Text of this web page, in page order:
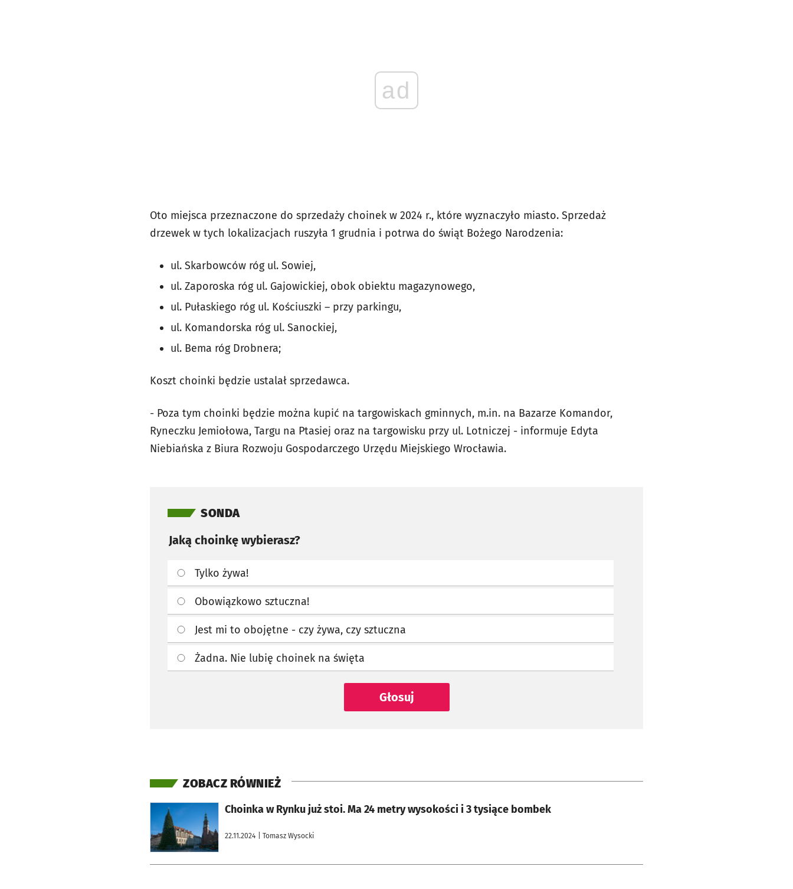
ad
Oto miejsca przeznaczone do sprzedaży choinek w 2024 r., które wyznaczyło miasto. Sprzedaż
drzewek w tych lokalizacjach ruszyła 1 grudnia i potrwa do świąt Bożego Narodzenia:
ul. Skarbowców róg ul. Sowiej,
ul. Zaporoska róg ul. Gajowickiej, obok obiektu magazynowego,
ul. Pułaskiego róg ul. Kościuszki – przy parkingu,
ul. Komandorska róg ul. Sanockiej,
ul. Bema róg Drobnera;
Koszt choinki będzie ustalał sprzedawca.
- Poza tym choinki będzie można kupić na targowiskach gminnych, m.in. na Bazarze Komandor,
Ryneczku Jemiołowa, Targu na Ptasiej oraz na targowisku przy ul. Lotniczej - informuje Edyta
Niebiańska z Biura Rozwoju Gospodarczego Urzędu Miejskiego Wrocławia.
SONDA
Jaką choinkę wybierasz?
Tylko żywa!
Obowiązkowo sztuczna!
Jest mi to obojętne - czy żywa, czy sztuczna
Żadna. Nie lubię choinek na święta
Głosuj
ZOBACZ RÓWNIEŻ
Choinka w Rynku już stoi. Ma 24 metry wysokości i 3 tysiące bombek
22.11.2024 | Tomasz Wysocki
otworzy się w nowej karcie